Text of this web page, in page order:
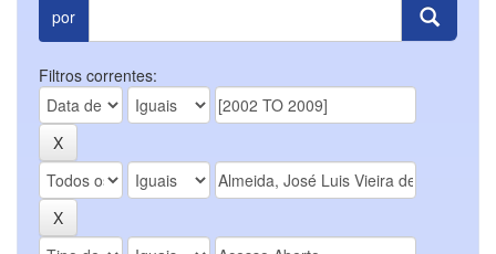
por
Filtros correntes: